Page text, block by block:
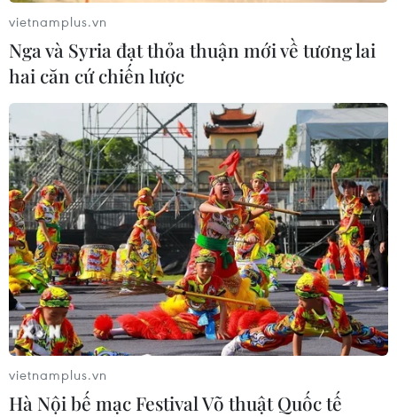
Khảo sát các điểm trông xe cho tuyến
đường sắt trên cao Nhổn-ga Hà Nội
30/03/2022 09:45
Công ty TNHH MTV Khai thác điểm đỗ xe Hà Nội đã
khảo sát các tuyến đường, tuyến phố dọc tuyến đường
sắt đô thị Nhổn-ga Hà Nội để xác định vị trí điểm đỗ xe
trong phạm vi bán kính 500m.
vietnamplus.vn
Nga và Syria đạt thỏa thuận mới về tương lai
hai căn cứ chiến lược
vietnamplus.vn
Hà Nội bế mạc Festival Võ thuật Quốc tế